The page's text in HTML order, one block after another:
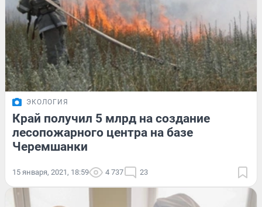
ЭКОЛОГИЯ
Край получил 5 млрд на создание
лесопожарного центра на базе
Черемшанки
15 января, 2021, 18:59 4 737 23